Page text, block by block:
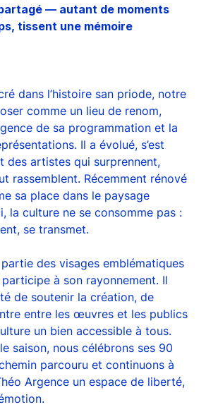
— autant de moments
tissent une mémoire
dans l’histoire san priode, notre
comme un lieu de renom,
de sa programmation et la
Il a évolué, s’est
des artistes qui surprennent,
rassemblent. Récemment rénové
sa place dans le paysage
la culture ne se consomme pas :
se transmet.
des visages emblématiques
à son rayonnement. Il
de soutenir la création, de
entre les œuvres et les publics
un bien accessible à tous.
saison, nous célébrons ses 90
parcouru et continuons à
Argence un espace de liberté,